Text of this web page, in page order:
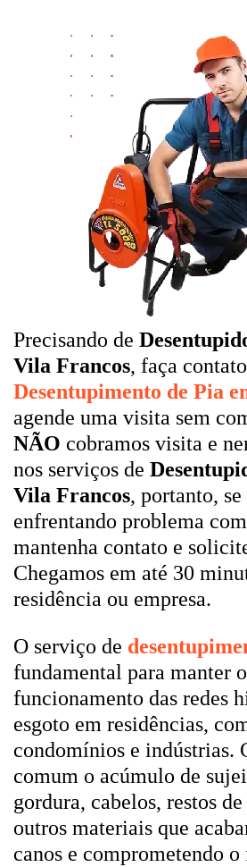
Precisando de
Vila Francos, faça
Desentupimento de Pia
agende uma visita sem
NÃO cobramos visita e
nos serviços de
Vila Francos, portanto, se
enfrentando problema
mantenha contato e
Chegamos em até 30
residência ou empresa.
O serviço de
fundamental para manter
funcionamento das redes
esgoto em residências,
condomínios e indústrias.
comum o acúmulo de
gordura, cabelos, restos
outros materiais que
canos e comprometendo